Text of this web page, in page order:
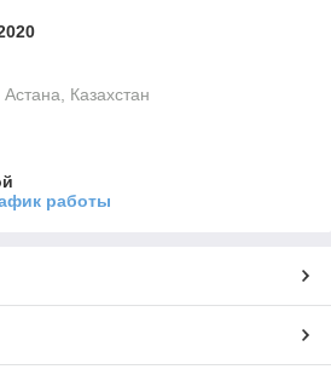
Казахстан
работы